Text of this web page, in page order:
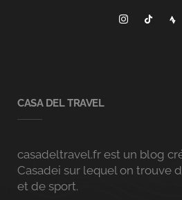
CASA DEL TRAVEL
casadeltravel.fr est un blog
Casadei sur lequel on trouve
et de sport.